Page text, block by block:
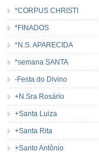
*CORPUS CHRISTI
*FINADOS
*N.S. APARECIDA
*semana SANTA
-Festa do Divino
+N.Sra Rosário
+Santa Luiza
+Santa Rita
+Santo Antônio